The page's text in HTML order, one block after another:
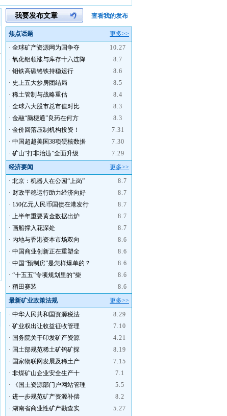
我要发布文章 查看我的发布
焦点话题
更多>>
· 全球矿产资源网为国争夺
10.27
· 氧化铝领涨与库存十六连降
8.7
· 钼铁高碳铬铁持稳运行
8.6
· 史上五大炒房团结局
8.5
· 稀土管制与战略重估
8.4
· 全球六大股市总市值对比
8.3
· 金融“脑梗通”良药在何方
8.3
· 金价回落压制机构投资！
7.31
· 中国超越美国38项硬核数据
7.30
· 矿山“打非治违”全面升级
7.29
经济要闻
更多>>
· 北京：机器人在公园“上岗”
8.7
· 财政平稳运行助力经济向好
8.7
· 150亿元人民币国债在港发行
8.7
· 上半年重要黄金数据出炉
8.7
· 画船撑入花深处
8.7
· 内地与香港资本市场双向
8.6
· 中国商业创新正在重塑全
8.6
· 中国“预制房”是怎样爆单的？
8.6
· “十五五”专项规划里的“柴
8.6
· 稻田赛装
8.6
最新矿业政策法规
更多>>
· 中华人民共和国资源税法
8.29
· 矿业权出让收益征收管理
7.10
· 国务院关于印发矿产资源
4.21
· 国土部规范稀土矿钨矿探
8.19
· 国家物联网发展及稀土产
7.15
· 非煤矿山企业安全生产十
7.1
·
《国土资源部门户网站管理
5.5
· 进一步规范矿产资源补偿
8.2
· 湖南省商业性矿产勘查实
5.27